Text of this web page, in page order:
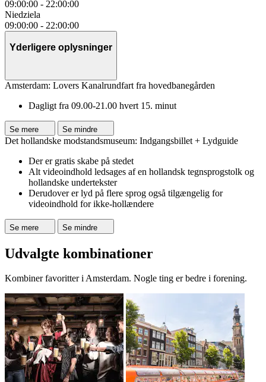
09:00:00 - 22:00:00
Niedziela
09:00:00 - 22:00:00
Yderligere oplysninger
Amsterdam: Lovers Kanalrundfart fra hovedbanegården
Dagligt fra 09.00-21.00 hvert 15. minut
Se mere Se mindre
Det hollandske modstandsmuseum: Indgangsbillet + Lydguide
Der er gratis skabe på stedet
Alt videoindhold ledsages af en hollandsk tegnsprogstolk og
hollandske undertekster
Derudover er lyd på flere sprog også tilgængelig for
videoindhold for ikke-hollændere
Se mere Se mindre
Udvalgte kombinationer
Kombiner favoritter i Amsterdam. Nogle ting er bedre i forening.